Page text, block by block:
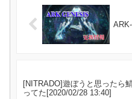
[NITRADO]遊ぼうと思ったら
ってた[2020/02/28 13:40]